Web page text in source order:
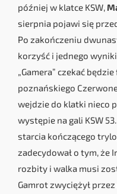
później w klatce KSW,
sierpnia pojawi się
Po zakończeniu
korzyść i jednego
„Gamera” czekać
poznańskiego
wejdzie do klatki nieco
występie na gali KSW
starcia kończącego
zadecydował o tym, że
rozbity i walka musi
Gamrot zwyciężył